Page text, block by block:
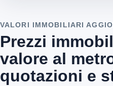
VALORI IMMOBILIARI
Prezzi
valore al
quotazioni e